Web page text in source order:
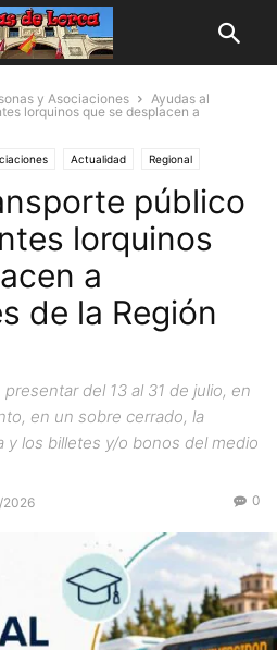
y Asociaciones
Ayudas al
lorquinos que se desplacen a
Actualidad Regional
público
lorquinos
a
de la Región
del 13 al 31 de julio, en
en un sobre cerrado, la
los billetes y/o bonos del medio
2026 0